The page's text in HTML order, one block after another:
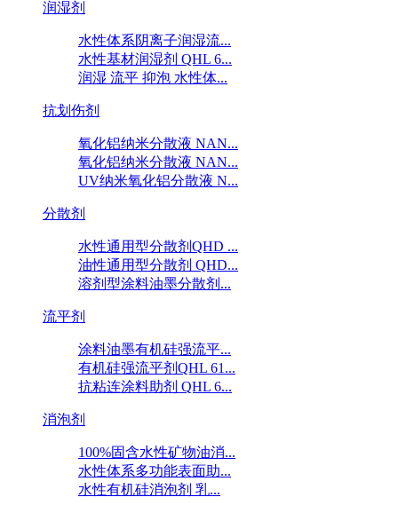
润湿剂
水性体系阴离子润湿流...
水性基材润湿剂 QHL 6...
润湿 流平 抑泡 水性体...
抗划伤剂
氧化铝纳米分散液 NAN...
氧化铝纳米分散液 NAN...
UV纳米氧化铝分散液 N...
分散剂
水性通用型分散剂QHD ...
油性通用型分散剂 QHD...
溶剂型涂料油墨分散剂...
流平剂
涂料油墨有机硅强流平...
有机硅强流平剂QHL 61...
抗粘连涂料助剂 QHL 6...
消泡剂
100%固含水性矿物油消...
水性体系多功能表面助...
水性有机硅消泡剂 乳...